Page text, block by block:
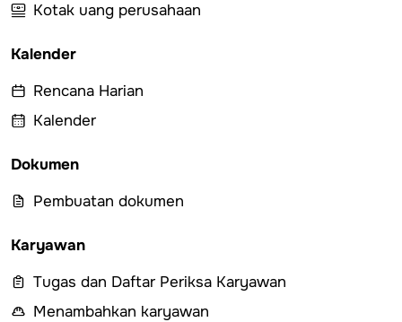
Kotak uang perusahaan
Kalender
Rencana Harian
Kalender
Dokumen
Pembuatan dokumen
Karyawan
Tugas dan Daftar Periksa Karyawan
Menambahkan karyawan